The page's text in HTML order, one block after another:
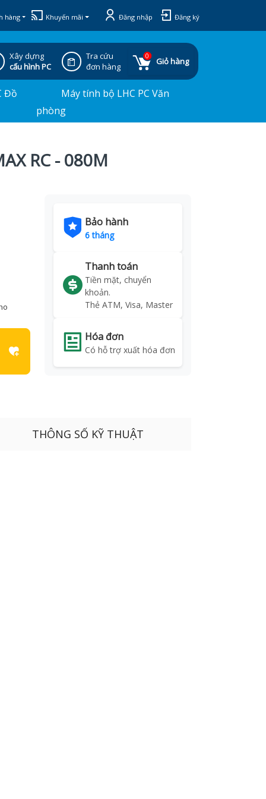
hàng Khuyến mãi Đăng nhập Đăng ký
Xây dựng
cấu hình PC
Tra cứu
đơn hàng
0
Giỏ hàng
Đồ
Máy tính bộ LHC PC Văn
phòng
RC - 080M
Bảo hành
6 tháng
Thanh toán
Tiền mặt, chuyển
khoản.
Thẻ ATM, Visa, Master
Hóa đơn
Có hỗ trợ xuất hóa đơn
THÔNG SỐ KỸ THUẬT